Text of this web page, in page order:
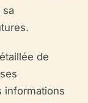
sa
de
informations